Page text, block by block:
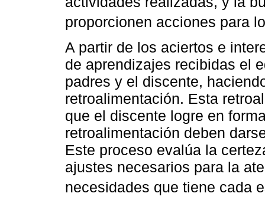
proporcionen acciones para
A partir de los aciertos e
de aprendizajes recibidas el
padres y el discente,
retroalimentación. Esta
que el discente logre en
retroalimentación deben
Este proceso evalúa la
ajustes necesarios para la
necesidades que tiene cada